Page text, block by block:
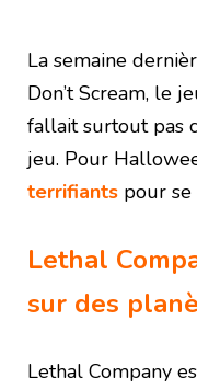
La semaine
Don’t Scream, le
fallait surtout pas
jeu. Pour
terrifiants pour
Lethal
sur des
Lethal Company